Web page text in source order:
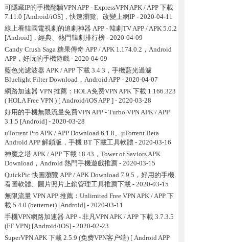
可隱藏IP的手機翻牆VPN APP - ExpressVPN APK / APP 下載
7.11.0 [Android/iOS]，快速瀏覽、改變上網IP- 2020-04-11
線上看韓國電視劇的追劇神器 APP - 韓劇TV APP / APK 5.0.2
[Android]，經典、熱門韓劇排行榜- 2020-04-09
Candy Crush Saga 糖果傳奇 APP / APK 1.174.0.2，Android
APP，好玩的手機遊戲- 2020-04-09
藍色光濾波器 APK / APP 下載 3.4.3，手機藍光過濾
Bluelight Filter Download，Android APP- 2020-04-07
網路加速器 VPN 推薦：HOLA免费VPN APK 下載 1.166.323
( HOLA Free VPN ) [ Android/iOS APP ]- 2020-03-28
好用的手機無限流量免費VPN APP - Turbo VPN APK / APP
3.1.5 [Android]- 2020-03-28
uTorrent Pro APK / APP Download 6.1.8、µTorrent Beta
Android APP 解鎖版，手機 BT 下載工具軟體 - 2020-03-16
神魔之塔 APK / APP 下載 18.43，Tower of Saviors APK
Download，Android 熱門手機遊戲推薦- 2020-03-15
QuickPic 快圖瀏覽 APP / APK Download 7.9.5，好用的手機
看圖軟體、圖片照片上鎖管理工具推薦下載- 2020-03-15
無限流量 VPN APP 推薦：Unlimited Free VPN APK / APP 下
載 5.4.0 (betternet) [Android]- 2020-03-11
手機VPN網路加速器 APP - 非凡VPN APK / APP 下載 3.7.3.5
(FF VPN) [Android/iOS]- 2020-02-23
SuperVPN APK 下載 2.5.9 (免费VPN客户端) [ Android APP